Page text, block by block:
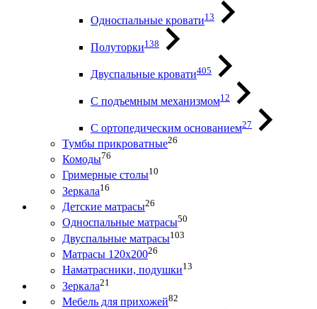
Односпальные кровати13
Полуторки138
Двуспальные кровати405
С подъемным механизмом12
С ортопедическим основанием27
Тумбы прикроватные26
Комоды76
Гримерные столы10
Зеркала16
Детские матрасы26
Односпальные матрасы50
Двуспальные матрасы103
Матрасы 120х20026
Наматрасники, подушки13
Зеркала21
Мебель для прихожей82